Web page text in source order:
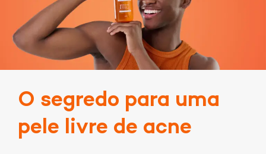
O segredo para uma
pele livre de acne